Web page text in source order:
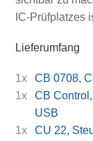
IC-Prüfplatzes
Lieferumfang
1x
CB 0708,
1x
CB
USB
1x
CU 22,